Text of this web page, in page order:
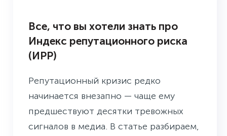
Все, что вы хотели знать про
Индекс репутационного риска
(ИРР)
Репутационный кризис редко
начинается внезапно — чаще ему
предшествуют десятки тревожных
сигналов в медиа. В статье разбираем,